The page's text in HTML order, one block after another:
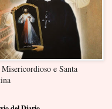
Misericordioso e Santa